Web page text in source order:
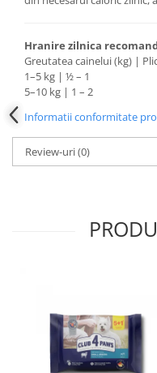
Hranire zilnica
Greutatea cainelui (kg) |
1–5 kg | ½ – 1
5–10 kg | 1 – 2
Informatii conformitate
Review-uri(0)